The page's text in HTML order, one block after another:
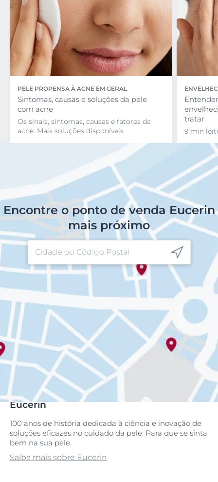
PELE PROPENSA À ACNE EM GERAL
Sintomas, causas e soluções da pele
com acne
Os sinais, sintomas, causas e fatores da
acne. Mais soluções disponíveis.
tratar.
9 min
Encontre o ponto de venda Eucerin
mais próximo
Eucerin
100 anos de história dedicada à ciência e inovação de
soluções eficazes no cuidado da pele. Para que se sinta
bem na sua pele.
Saiba mais sobre Eucerin